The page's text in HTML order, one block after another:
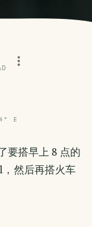
E
要搭早上 8 点的
然后再搭火车